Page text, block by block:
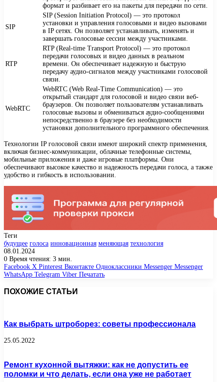
формат и разбивает его на пакеты для передачи по сети.
SIP
SIP (Session Initiation Protocol) — это протокол
установки и управления голосовыми и видео вызовами
в IP сетях. Он позволяет устанавливать, изменять и
завершать голосовые сессии между участниками.
RTP
RTP (Real-time Transport Protocol) — это протокол
передачи голосовых и видео данных в реальном
времени. Он обеспечивает надежную и быструю
передачу аудио-сигналов между участниками голосовой
связи.
WebRTC
WebRTC (Web Real-Time Communication) — это
открытый стандарт для голосовой и видео связи веб-
браузеров. Он позволяет пользователям устанавливать
голосовые вызовы и обмениваться аудио-сообщениями
непосредственно в браузере без необходимости
установки дополнительного программного обеспечения.
Технологии IP голосовой связи имеют широкий спектр применения,
включая бизнес-коммуникации, облачные телефонные системы,
мобильные приложения и даже игровые платформы. Они
обеспечивают высокое качество и надежность передачи голоса, а также
удобство и гибкость в использовании.
Теги
будущее голоса инновационная меняющая технология
08.01.2024
0 Время чтения: 3 мин.
Facebook X Pinterest Вконтакте Одноклассники Messenger Messenger
WhatsApp Telegram Viber Печатать
ПОХОЖИЕ СТАТЬИ
Как выбрать штроборез: советы профессионала
25.05.2022
Ремонт кухонной вытяжки: как не допустить ее
поломки и что делать, если она уже не работает